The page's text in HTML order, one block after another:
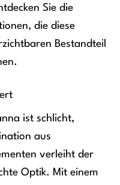
Sie die
die diese
Bestandteil
ist schlicht,
aus
verleiht der
Optik. Mit einem